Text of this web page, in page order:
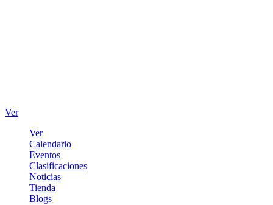
Ver
Ver
Calendario
Eventos
Clasificaciones
Noticias
Tienda
Blogs